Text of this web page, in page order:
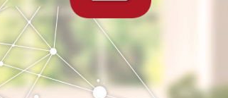
VER MAIS